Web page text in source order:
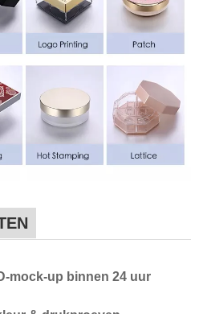
mock-up binnen 24 uur